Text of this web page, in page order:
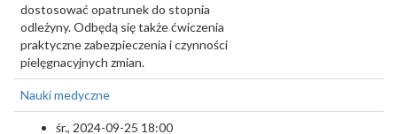
dostosować opatrunek do stopnia
odleżyny. Odbędą się także ćwiczenia
praktyczne zabezpieczenia i czynności
pielęgnacyjnych zmian.
Nauki medyczne
śr., 2024-09-25 18:00